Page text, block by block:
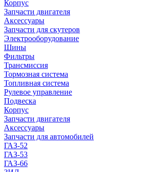
Корпус
Запчасти двигателя
Аксессуары
Запчасти для скутеров
Электрооборудование
Шины
Фильтры
Трансмиссия
Тормозная система
Топливная система
Рулевое управление
Подвеска
Корпус
Запчасти двигателя
Аксессуары
Запчасти для автомобилей
ГАЗ-52
ГАЗ-53
ГАЗ-66